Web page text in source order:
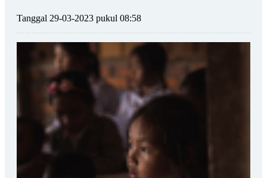
Tanggal 29-03-2023 pukul 08:58